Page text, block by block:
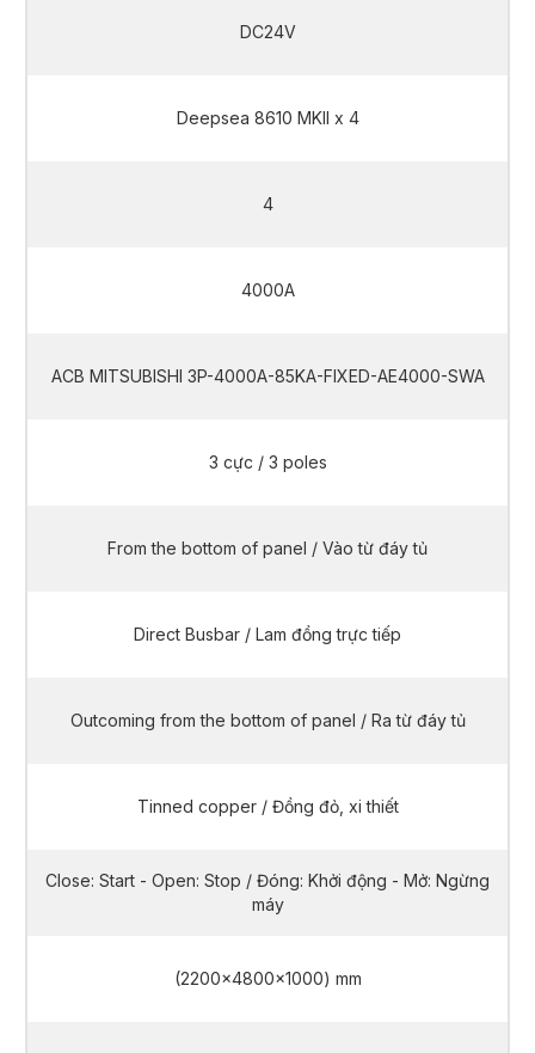
DC24V
Deepsea 8610 MKII x 4
4
4000A
ACB MITSUBISHI 3P-4000A-85KA-FIXED-AE4000-SWA
3 cực / 3 poles
From the bottom of panel / Vào từ đáy tủ
Direct Busbar / Lam đồng trực tiếp
Outcoming from the bottom of panel / Ra từ đáy tủ
Tinned copper / Đồng đỏ, xi thiết
Close: Start - Open: Stop / Đóng: Khởi động - Mở: Ngừng
máy
(2200x4800x1000) mm